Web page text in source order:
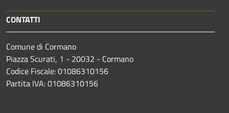
CONTATTI
Comune di Cormano
Piazza Scurati, 1 - 20032 - Cormano
Codice Fiscale: 01086310156
Partita IVA: 01086310156